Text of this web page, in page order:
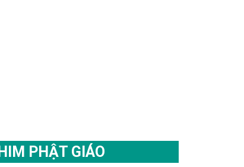
PHẬT GIÁO